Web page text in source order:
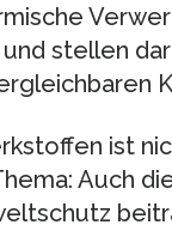
stellen
ist
Auch